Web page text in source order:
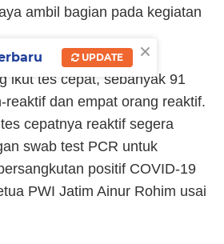
ambil bagian pada kegiatan
ikut tes cepat, sebanyak 91
reaktif dan empat orang reaktif.
cepatnya reaktif segera
swab test PCR untuk
positif COVID-19
PWI Jatim Ainur Rohim usai
×
UPDATE